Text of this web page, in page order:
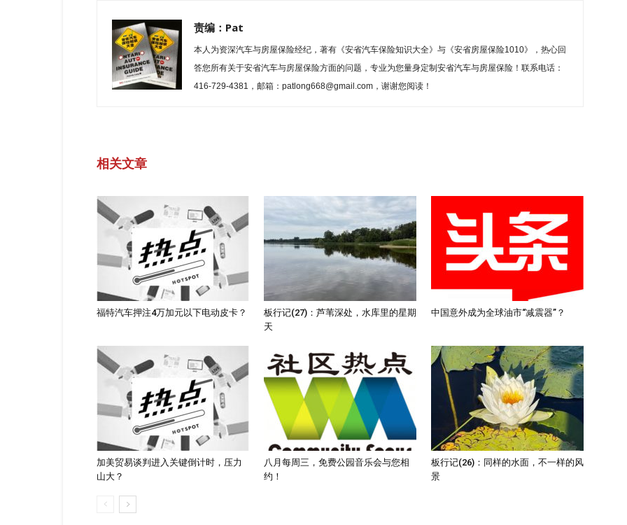
责编：Pat
本人为资深汽车与房屋保险经纪，著有《安省汽车保险知识大全》与《安省房屋保险1010》，热心回
答您所有关于安省汽车与房屋保险方面的问题，专业为您量身定制安省汽车与房屋保险！联系电话：
416-729-4381，邮箱：patlong668@gmail.com，谢谢您阅读！
相关文章
福特汽车押注4万加元以下电动皮卡？
板行记(27)：芦苇深处，水库里的星期
天
中国意外成为全球油市“减震器”？
加美贸易谈判进入关键倒计时，压力
山大？
八月每周三，免费公园音乐会与您相
约！
板行记(26)：同样的水面，不一样的风
景